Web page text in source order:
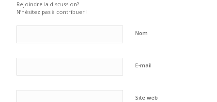
Rejoindre la discussion?
N’hésitez pas à contribuer !
Nom
E-mail
Site web